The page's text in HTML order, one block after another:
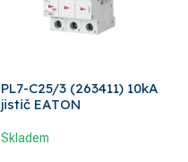
PL7-C25/3 (263411) 10kA
jistič EATON
Skladem